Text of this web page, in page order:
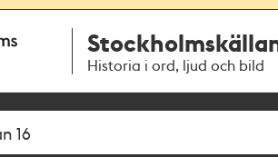
Historia i ord, ljud och bild